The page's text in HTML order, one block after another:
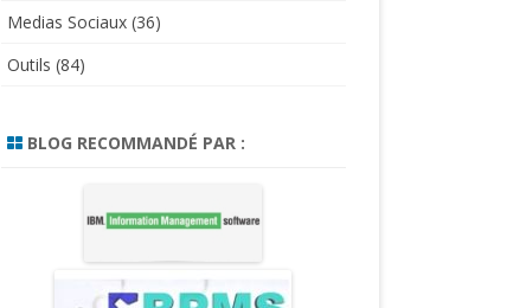
Medias Sociaux(36)
Outils (84)
BLOG RECOMMANDÉ PAR :